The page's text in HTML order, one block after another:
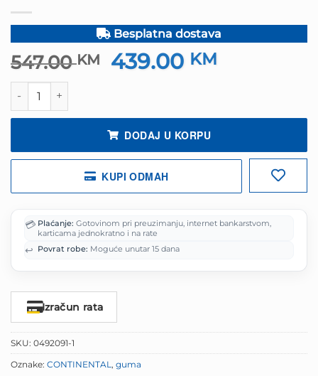
Besplatna dostava
547.00KM
Izvorna
cijena
547.00 KM.
439.00 KM
Guma G205/65R17,5 132/130J HTR2+ CONTINENTAL
DODAJ U KORPU
KUPI ODMAH
💳 Plaćanje: Gotovinom pri preuzimanju, internet bankarstvom,
karticama jednokratno i na rate
↩️ Povrat robe: Moguće unutar 15 dana
Izračun rata
SKU: 0492091-1
Oznake: CONTINENTAL, guma